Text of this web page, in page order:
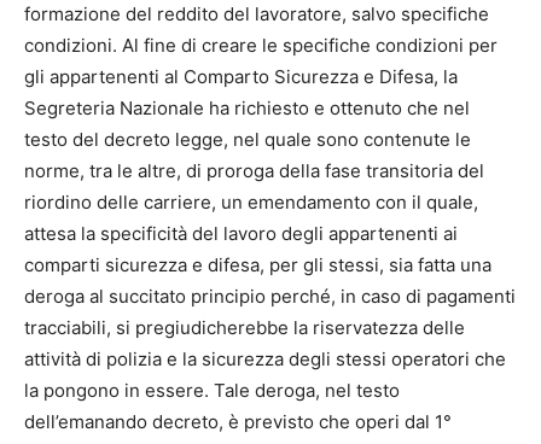
formazione del reddito del lavoratore, salvo specifiche
condizioni. Al fine di creare le specifiche condizioni per
gli appartenenti al Comparto Sicurezza e Difesa, la
Segreteria Nazionale ha richiesto e ottenuto che nel
testo del decreto legge, nel quale sono contenute le
norme, tra le altre, di proroga della fase transitoria del
riordino delle carriere, un emendamento con il quale,
attesa la specificità del lavoro degli appartenenti ai
comparti sicurezza e difesa, per gli stessi, sia fatta una
deroga al succitato principio perché, in caso di pagamenti
tracciabili, si pregiudicherebbe la riservatezza delle
attività di polizia e la sicurezza degli stessi operatori che
la pongono in essere. Tale deroga, nel testo
dell’emanando decreto, è previsto che operi dal 1°